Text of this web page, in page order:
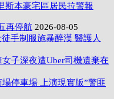
斯本豪宅區居民拉警報
再停航 2026-08-05
手制服施暴醉漢 醫護人
子深夜遭Uber司機遺棄在
停車場 上演現實版”警匪